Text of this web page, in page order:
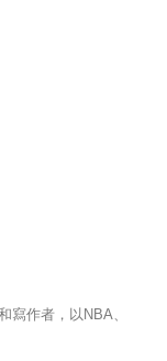
寫作者，以NBA、